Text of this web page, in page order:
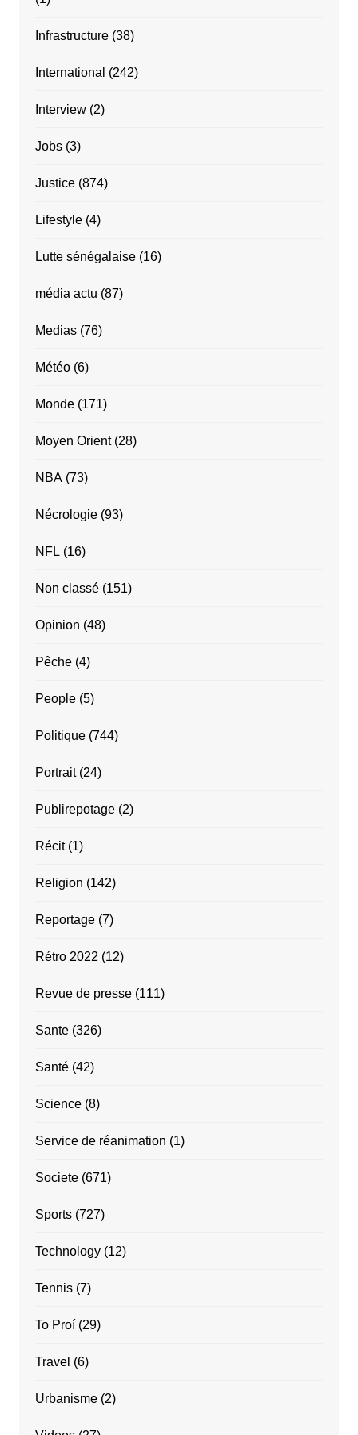
Infrastructure(38)
International (242)
Interview(2)
Jobs(3)
Justice(874)
Lifestyle(4)
Lutte sénégalaise(16)
média actu (87)
Medias(76)
Météo(6)
Monde(171)
Moyen Orient(28)
NBA(73)
Nécrologie(93)
NFL (16)
Non classé(151)
Opinion (48)
Pêche(4)
People(5)
Politique(744)
Portrait(24)
Publirepotage(2)
Récit(1)
Religion (142)
Reportage(7)
Rétro 2022 (12)
Revue de presse(111)
Sante(326)
Santé(42)
Science(8)
Service de réanimation (1)
Societe(671)
Sports(727)
Technology(12)
Tennis(7)
To Proí(29)
Travel (6)
Urbanisme(2)